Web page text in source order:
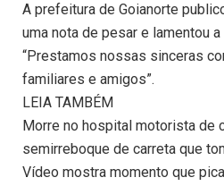
A prefeitura de Goianorte
uma nota de pesar e lamentou
“Prestamos nossas sinceras
familiares e amigos”.
LEIA TAMBÉM
Morre no hospital motorista de
semirreboque de carreta que
Vídeo mostra momento que